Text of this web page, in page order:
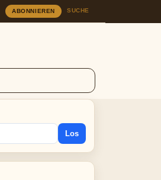
ABONNIEREN SUCHE
Los